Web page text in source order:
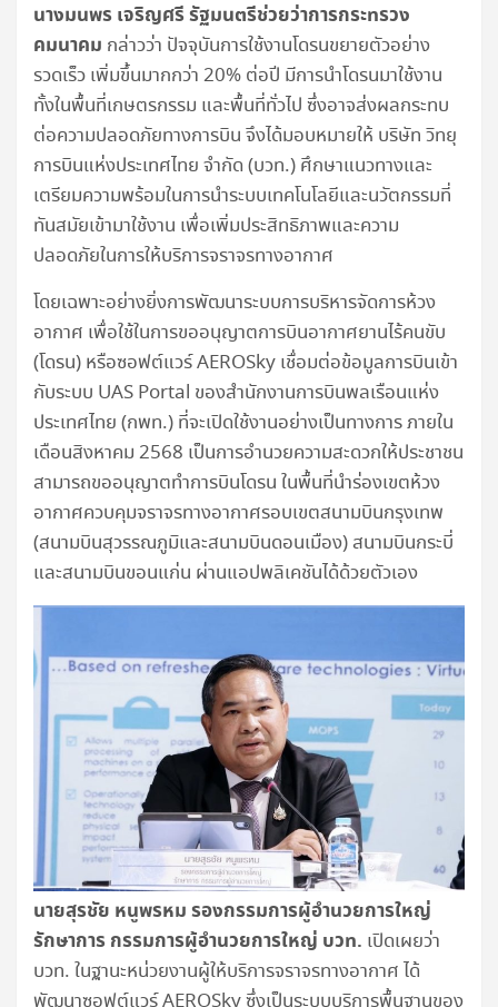
นางมนพร เจริญศรี รัฐมนตรีช่วยว่าการกระทรวง
คมนาคม กล่าวว่า ปัจจุบันการใช้งานโดรนขยายตัวอย่าง
รวดเร็ว เพิ่มขึ้นมากกว่า 20% ต่อปี มีการนำโดรนมาใช้งาน
ทั้งในพื้นที่เกษตรกรรม และพื้นที่ทั่วไป ซึ่งอาจส่งผลกระทบ
ต่อความปลอดภัยทางการบิน จึงได้มอบหมายให้ บริษัท วิทยุ
การบินแห่งประเทศไทย จำกัด (บวท.) ศึกษาแนวทางและ
เตรียมความพร้อมในการนำระบบเทคโนโลยีและนวัตกรรมที่
ทันสมัยเข้ามาใช้งาน เพื่อเพิ่มประสิทธิภาพและความ
ปลอดภัยในการให้บริการจราจรทางอากาศ
โดยเฉพาะอย่างยิ่งการพัฒนาระบบการบริหารจัดการห้วง
อากาศ เพื่อใช้ในการขออนุญาตการบินอากาศยานไร้คนขับ
(โดรน) หรือซอฟต์แวร์ AEROSky เชื่อมต่อข้อมูลการบินเข้า
กับระบบ UAS Portal ของสำนักงานการบินพลเรือนแห่ง
ประเทศไทย (กพท.) ที่จะเปิดใช้งานอย่างเป็นทางการ ภายใน
เดือนสิงหาคม 2568 เป็นการอำนวยความสะดวกให้ประชาชน
สามารถขออนุญาตทำการบินโดรน ในพื้นที่นำร่องเขตห้วง
อากาศควบคุมจราจรทางอากาศรอบเขตสนามบินกรุงเทพ
(สนามบินสุวรรณภูมิและสนามบินดอนเมือง) สนามบินกระบี่
และสนามบินขอนแก่น ผ่านแอปพลิเคชันได้ด้วยตัวเอง
นายสุรชัย หนูพรหม รองกรรมการผู้อำนวยการใหญ่
รักษาการ กรรมการผู้อำนวยการใหญ่ บวท. เปิดเผยว่า
บวท. ในฐานะหน่วยงานผู้ให้บริการจราจรทางอากาศ ได้